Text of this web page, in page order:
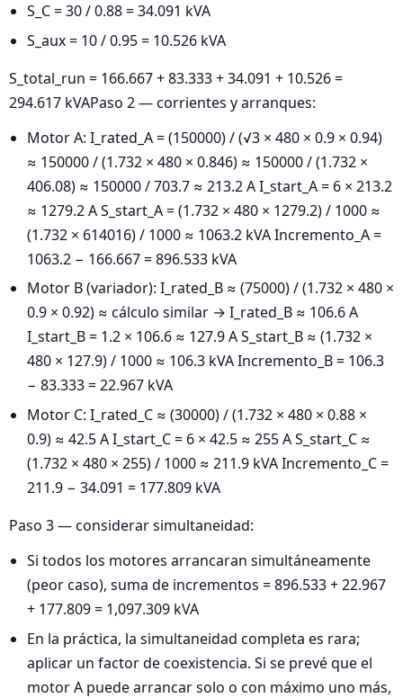
S_C = 30 / 0.88 = 34.091 kVA
S_aux = 10 / 0.95 = 10.526 kVA
S_total_run = 166.667 + 83.333 + 34.091 + 10.526 =
294.617 kVAPaso 2 — corrientes y arranques:
Motor A: I_rated_A = (150000) / (√3 × 480 × 0.9 × 0.94)
≈ 150000 / (1.732 × 480 × 0.846) ≈ 150000 / (1.732 ×
406.08) ≈ 150000 / 703.7 ≈ 213.2 A I_start_A = 6 × 213.2
≈ 1279.2 A S_start_A = (1.732 × 480 × 1279.2) / 1000 ≈
(1.732 × 614016) / 1000 ≈ 1063.2 kVA Incremento_A =
1063.2 − 166.667 = 896.533 kVA
Motor B (variador): I_rated_B ≈ (75000) / (1.732 × 480 ×
0.9 × 0.92) ≈ cálculo similar → I_rated_B ≈ 106.6 A
I_start_B = 1.2 × 106.6 ≈ 127.9 A S_start_B ≈ (1.732 ×
480 × 127.9) / 1000 ≈ 106.3 kVA Incremento_B = 106.3
− 83.333 = 22.967 kVA
Motor C: I_rated_C ≈ (30000) / (1.732 × 480 × 0.88 ×
0.9) ≈ 42.5 A I_start_C = 6 × 42.5 ≈ 255 A S_start_C ≈
(1.732 × 480 × 255) / 1000 ≈ 211.9 kVA Incremento_C =
211.9 − 34.091 = 177.809 kVA
Paso 3 — considerar simultaneidad:
Si todos los motores arrancaran simultáneamente
(peor caso), suma de incrementos = 896.533 + 22.967
+ 177.809 = 1,097.309 kVA
En la práctica, la simultaneidad completa es rara;
aplicar un factor de coexistencia. Si se prevé que el
motor A puede arrancar solo o con máximo uno más,